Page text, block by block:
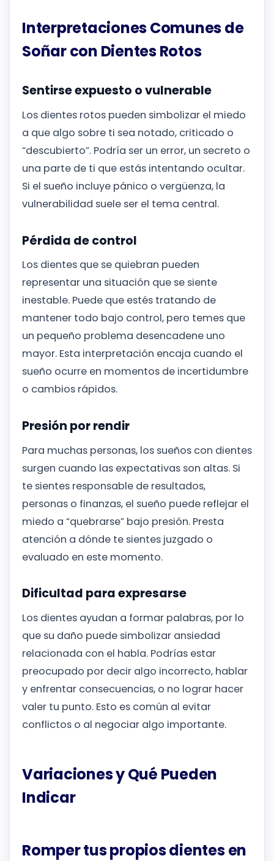
Interpretaciones Comunes de
Soñar con Dientes Rotos
Sentirse expuesto o vulnerable
Los dientes rotos pueden simbolizar el miedo
a que algo sobre ti sea notado, criticado o
“descubierto”. Podría ser un error, un secreto o
una parte de ti que estás intentando ocultar.
Si el sueño incluye pánico o vergüenza, la
vulnerabilidad suele ser el tema central.
Pérdida de control
Los dientes que se quiebran pueden
representar una situación que se siente
inestable. Puede que estés tratando de
mantener todo bajo control, pero temes que
un pequeño problema desencadene uno
mayor. Esta interpretación encaja cuando el
sueño ocurre en momentos de incertidumbre
o cambios rápidos.
Presión por rendir
Para muchas personas, los sueños con dientes
surgen cuando las expectativas son altas. Si
te sientes responsable de resultados,
personas o finanzas, el sueño puede reflejar el
miedo a “quebrarse” bajo presión. Presta
atención a dónde te sientes juzgado o
evaluado en este momento.
Dificultad para expresarse
Los dientes ayudan a formar palabras, por lo
que su daño puede simbolizar ansiedad
relacionada con el habla. Podrías estar
preocupado por decir algo incorrecto, hablar
y enfrentar consecuencias, o no lograr hacer
valer tu punto. Esto es común al evitar
conflictos o al negociar algo importante.
Variaciones y Qué Pueden
Indicar
Romper tus propios dientes en